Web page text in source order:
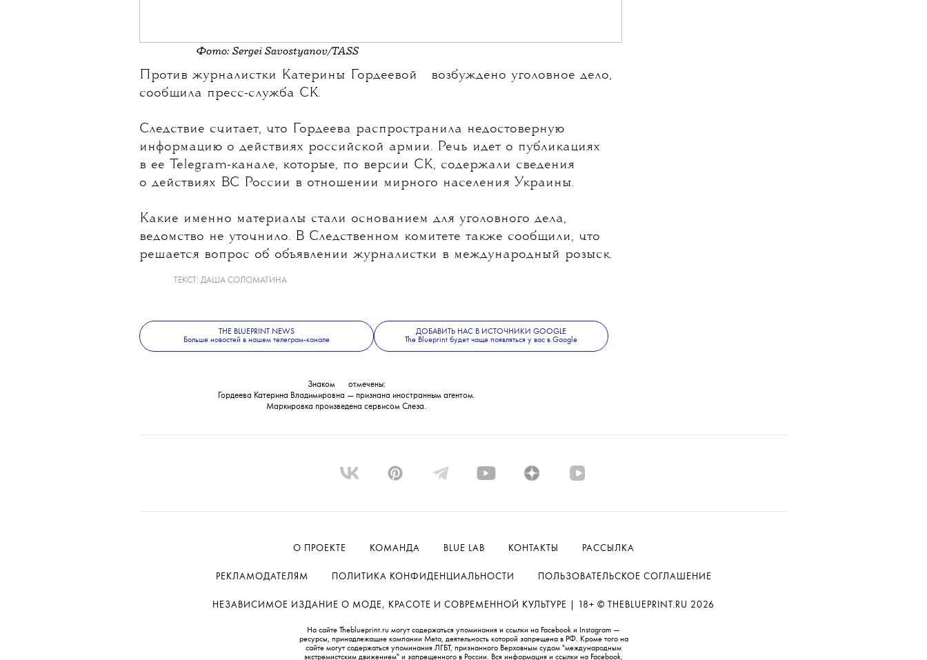
Фото: Sergei Savostyanov/TASS
Против журналистки Катерины Гордеевой
возбуждено уголовное дело,
сообщила пресс-служба СК.
Следствие считает, что Гордеева распространила недостоверную
информацию о действиях российской армии. Речь идет о публикациях
в ее Telegram-канале, которые, по версии СК, содержали сведения
о действиях ВС России в отношении мирного населения Украины.
Какие именно материалы стали основанием для уголовного дела,
ведомство не уточнило. В Следственном комитете также сообщили, что
решается вопрос об объявлении журналистки в международный розыск.
ТЕКСТ: ДАША СОЛОМАТИНА
THE BLUEPRINT NEWS
Больше новостей в нашем телеграм-канале
ДОБАВИТЬ НАС В ИСТОЧНИКИ GOOGLE
The Blueprint будет чаще появляться у вас в Google
Знаком
отмечены:
Гордеева Катерина Владимировна — признана иностранным агентом.
Маркировка произведена сервисом Слеза.
О ПРОЕКТЕ КОМАНДА BLUE LAB КОНТАКТЫ РАССЫЛКА
РЕКЛАМОДАТЕЛЯМ ПОЛИТИКА КОНФИДЕНЦИАЛЬНОСТИ ПОЛЬЗОВАТЕЛЬСКОЕ СОГЛАШЕНИЕ
НЕЗАВИСИМОЕ ИЗДАНИЕ О МОДЕ, КРАСОТЕ И СОВРЕМЕННОЙ КУЛЬТУРЕ | 18+ © THEBLUEPRINT.RU 2026
На сайте Theblueprint.ru могут содержаться упоминания и ссылки на Facebook и Instagram —
ресурсы, принадлежащие компании Meta, деятельность которой запрещена в РФ. Кроме того на
сайте могут содержаться упоминания ЛГБТ, признанного Верховным судом "международным
экстремистским движением" и запрещенного в России. Вся информация и ссылки на Facebook,